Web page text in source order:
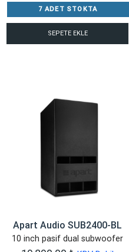
₺.
7 ADET STOKTA
SEPETE EKLE
Apart Audio SUB2400-BL
10 inch pasif dual subwoofer